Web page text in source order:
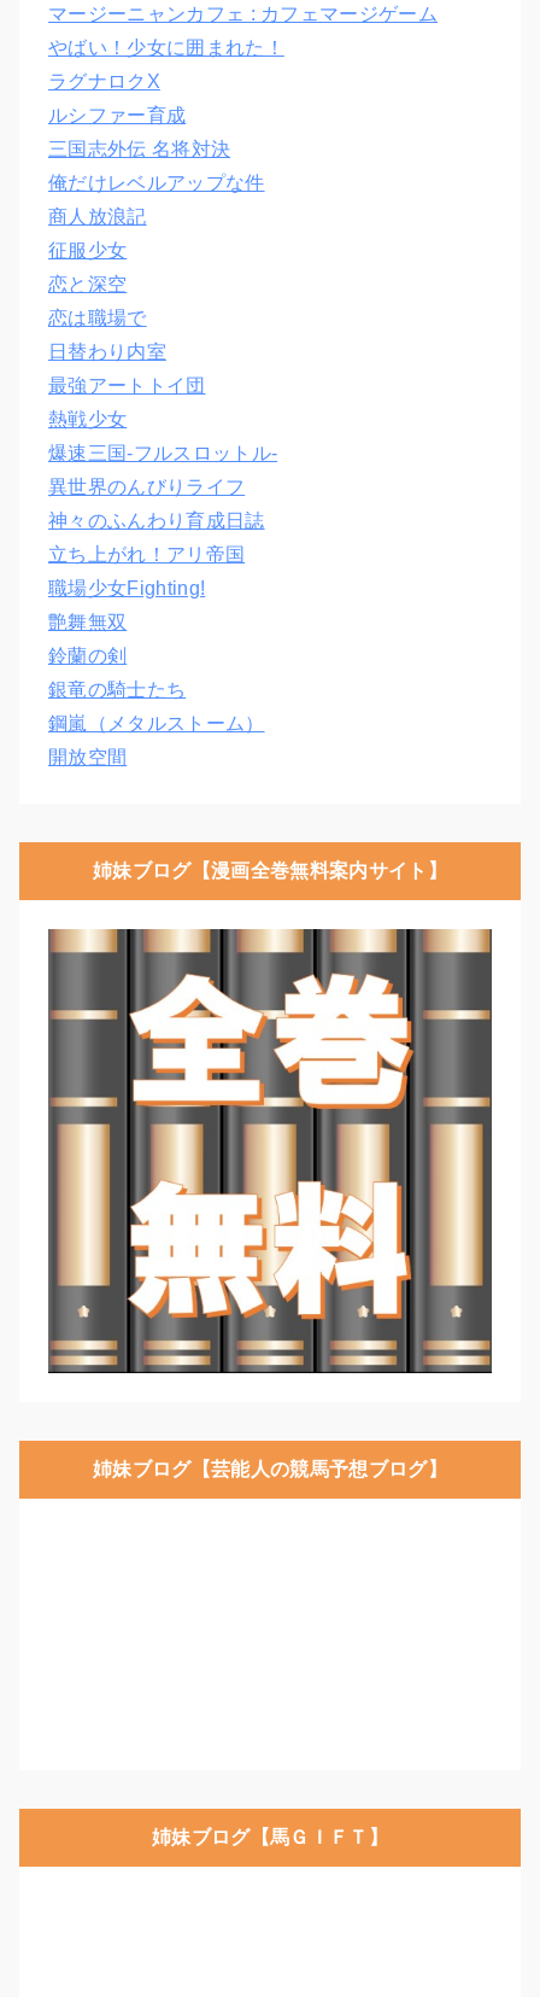
マージーニャンカフェ : カフェマージゲーム
やばい！少女に囲まれた！
ラグナロクX
ルシファー育成
三国志外伝 名将対決
俺だけレベルアップな件
商人放浪記
征服少女
恋と深空
恋は職場で
日替わり内室
最強アートトイ団
熱戦少女
爆速三国‐フルスロットル‐
異世界のんびりライフ
神々のふんわり育成日誌
立ち上がれ！アリ帝国
職場少女Fighting!
艶舞無双
鈴蘭の剣
銀竜の騎士たち
鋼嵐（メタルストーム）
開放空間
姉妹ブログ【漫画全巻無料案内サイト】
姉妹ブログ【芸能人の競馬予想ブログ】
姉妹ブログ【馬ＧＩＦＴ】